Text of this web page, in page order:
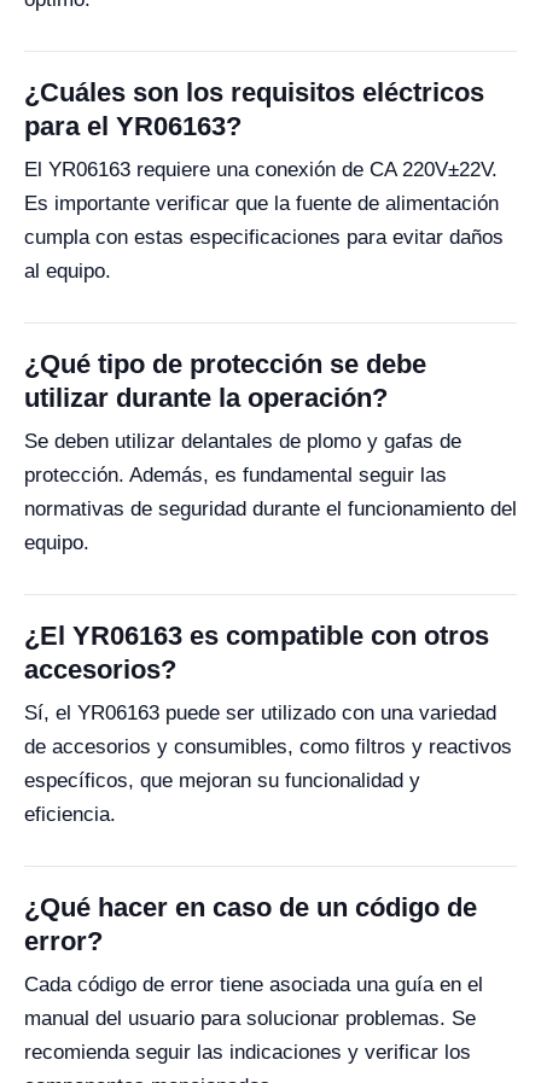
¿Cuáles son los requisitos eléctricos
para el YR06163?
El YR06163 requiere una conexión de CA 220V±22V.
Es importante verificar que la fuente de alimentación
cumpla con estas especificaciones para evitar daños
al equipo.
¿Qué tipo de protección se debe
utilizar durante la operación?
Se deben utilizar delantales de plomo y gafas de
protección. Además, es fundamental seguir las
normativas de seguridad durante el funcionamiento del
equipo.
¿El YR06163 es compatible con otros
accesorios?
Sí, el YR06163 puede ser utilizado con una variedad
de accesorios y consumibles, como filtros y reactivos
específicos, que mejoran su funcionalidad y
eficiencia.
¿Qué hacer en caso de un código de
error?
Cada código de error tiene asociada una guía en el
manual del usuario para solucionar problemas. Se
recomienda seguir las indicaciones y verificar los